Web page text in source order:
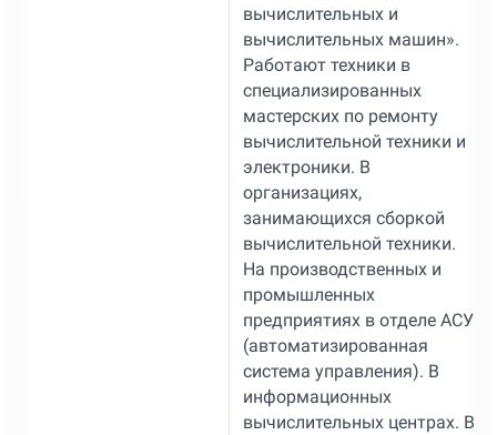
вычислительных и
вычислительных машин».
Работают техники в
специализированных
мастерских по ремонту
вычислительной техники и
электроники. В
организациях,
занимающихся сборкой
вычислительной техники.
На производственных и
промышленных
предприятиях в отделе АСУ
(автоматизированная
система управления). В
информационных
вычислительных центрах. В